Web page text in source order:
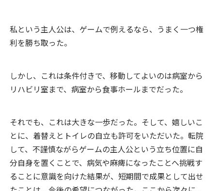
私という主人公は、ゲームで例えるなら、うまく一つ権
利を勝ち取った。
しかし、これは条件付きで、移動してよいのは病室から
リハビリ室まで、病室から食事ホールまでだった。
それでも、これは大きな一歩だった。そして、嬉しいこ
とに、着替えとトイレの自立も許可をいただいた。転院
して、不謹慎ながらゲームの主人公という立ち位置に自
分自身を置くことで、病気や麻痺になったことへ挑戦す
ることに意識を向けた結果が、短期間で成果として出せ